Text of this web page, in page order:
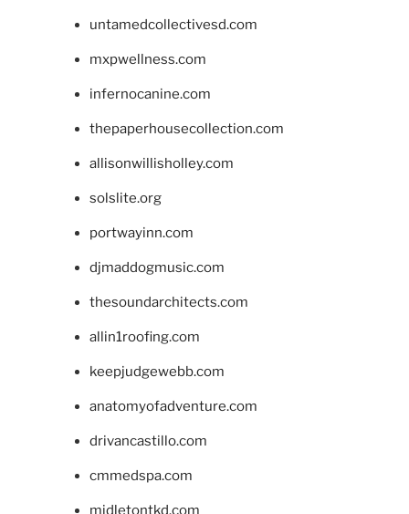
untamedcollectivesd.com
mxpwellness.com
infernocanine.com
thepaperhousecollection.com
allisonwillisholley.com
solslite.org
portwayinn.com
djmaddogmusic.com
thesoundarchitects.com
allin1roofing.com
keepjudgewebb.com
anatomyofadventure.com
drivancastillo.com
cmmedspa.com
midletontkd.com